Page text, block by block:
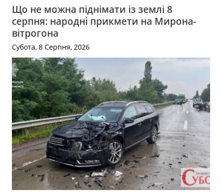
Що не можна піднімати із землі 8
серпня: народні прикмети на Мирона-
вітрогона
Субота, 8 Серпня, 2026